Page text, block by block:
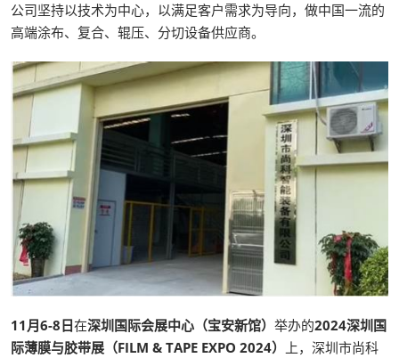
公司坚持以技术为中心，以满足客户需求为导向，做中国一流的
高端涂布、复合、辊压、分切设备供应商。
11月6-8日在深圳国际会展中心（宝安新馆） 举办的2024深圳国
际薄膜与胶带展（FILM & TAPE EXPO 2024）
上，深圳市尚科